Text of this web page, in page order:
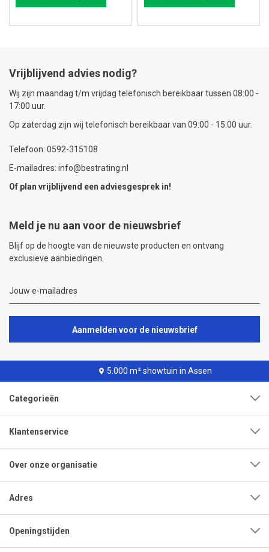
Vrijblijvend advies nodig?
Wij zijn maandag t/m vrijdag telefonisch bereikbaar tussen 08:00 -
17:00 uur.
Op zaterdag zijn wij telefonisch bereikbaar van 09:00 - 15:00 uur.
Telefoon: 0592-315108
E-mailadres: info@bestrating.nl
Of plan vrijblijvend een adviesgesprek in!
Meld je nu aan voor de nieuwsbrief
Blijf op de hoogte van de nieuwste producten en ontvang
exclusieve aanbiedingen.
Aanmelden voor de nieuwsbrief
5.000 m² showtuin in Assen
Categorieën
Klantenservice
Over onze organisatie
Adres
Openingstijden